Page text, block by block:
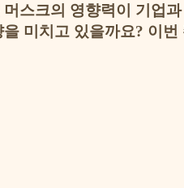
스크의 영향력이 기업
미치고 있을까요? 이